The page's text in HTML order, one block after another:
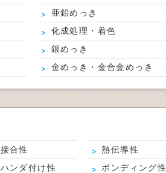
亜鉛めっき
化成処理・着色
銀めっき
金めっき・金合金めっき
接合性
熱伝導性
ハンダ付け性
ボンディング性